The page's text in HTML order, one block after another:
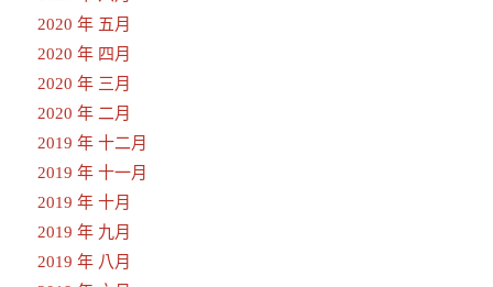
2020 年 五月
2020 年 四月
2020 年 三月
2020 年 二月
2019 年 十二月
2019 年 十一月
2019 年 十月
2019 年 九月
2019 年 八月